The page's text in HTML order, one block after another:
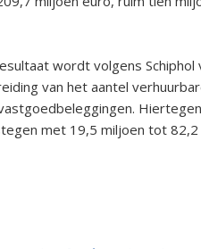
wordt volgens Schiphol
van het aantel
met 19,5 miljoen tot 82,2